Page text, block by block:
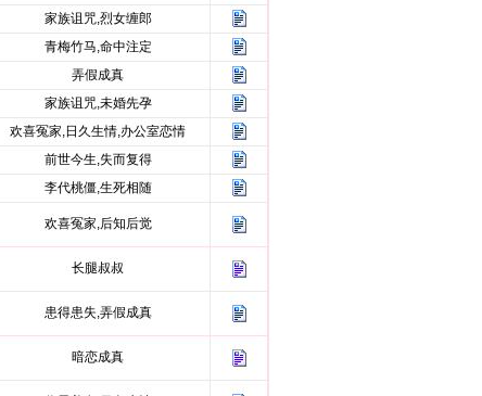
家族诅咒,烈女缠郎
青梅竹马,命中注定
弄假成真
家族诅咒,未婚先孕
欢喜冤家,日久生情,办公室恋情
前世今生,失而复得
李代桃僵,生死相随
欢喜冤家,后知后觉
长腿叔叔
患得患失,弄假成真
暗恋成真